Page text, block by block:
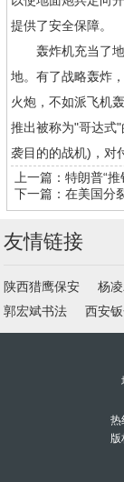
提供了安全保障。
轰炸机充当了
地。有了战略轰炸
火炮，不如派飞机
推出被称为"哥达式
袭目的的战机)，对
上一篇：特朗普“
下一篇：在美国分
友情链接
陕西猎鹰保安 杨
郭宏斌书法
西安
热
版